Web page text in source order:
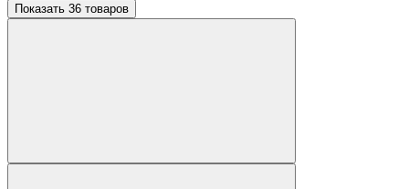
Показать 36 товаров